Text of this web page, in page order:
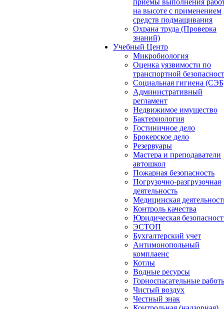
приемы выполнения
на высоте с применением
средств подмащивания
Охрана труда (Проверка
знаний)
Учебный Центр
Микробиология
Оценка уязвимости по
транспортной
Социальная гигиена
Административный
регламент
Недвижимое имущество
Бактериология
Гостиничное дело
Брокерское дело
Резервуары
Мастера и преподаватели
автошкол
Пожарная безопасность
Погрузочно-разгрузочная
деятельность
Медицинская
Контроль качества
Юридическая
ЭСТОП
Бухгалтерский учет
Антимонопольный
комплаенс
Котлы
Водные ресурсы
Горноспасательные
Чистый воздух
Честный знак